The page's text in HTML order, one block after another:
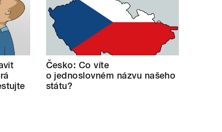
Česko: Co víte
o jednoslovném názvu našeho
státu?